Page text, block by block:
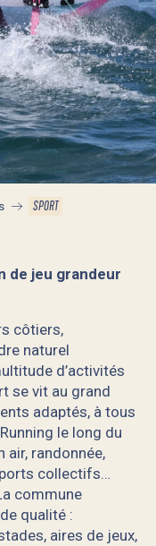
SPORT
de jeu grandeur
côtiers,
naturel
d’activités
se vit au grand
adaptés, à tous
le long du
air, randonnée,
collectifs…
commune
qualité :
aires de jeux,